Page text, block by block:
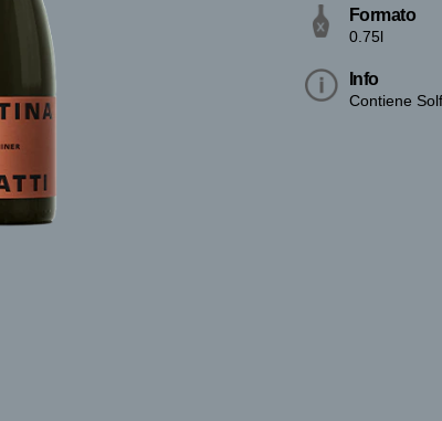
Formato
0.75l
Info
Contiene